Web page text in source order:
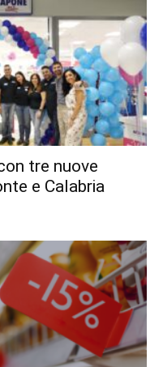
tre nuove
e Calabria